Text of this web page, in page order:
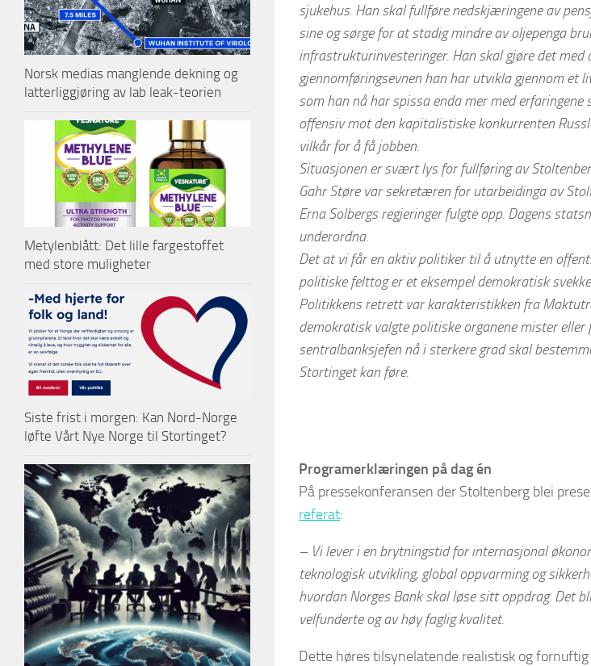
sjukehus. Han skal fullføre nedskjæringene av
sine og sørge for at stadig mindre av oljepenga
infrastrukturinvesteringer. Han skal gjøre det
gjennomføringsevnen han har utvikla gjennom et
som han nå har spissa enda mer med
offensiv mot den kapitalistiske konkurrenten
vilkår for å få jobben.
Situasjonen er svært lys for fullføring av
Gahr Støre var sekretæren for utarbeidinga av
Erna Solbergs regjeringer fulgte opp. Dagens
underordna.
Det at vi får en aktiv politiker til å utnytte en
politiske felttog er et eksempel demokratisk
Politikkens retrett var karakteristikken fra
demokratisk valgte politiske organene mister
sentralbanksjefen nå i sterkere grad skal
Stortinget kan føre.
Programerklæringen på dag én
På pressekonferansen der Stoltenberg blei
referat:
– Vi lever i en brytningstid for internasjonal
teknologisk utvikling, global oppvarming og
hvordan Norges Bank skal løse sitt oppdrag. Det
velfunderte og av høy faglig kvalitet.
Dette høres tilsynelatende realistisk og
Norsk medias manglende dekning og
latterliggjøring av lab leak-teorien
Metylenblått: Det lille fargestoffet
med store muligheter
Siste frist i morgen: Kan Nord-Norge
løfte Vårt Nye Norge til Stortinget?